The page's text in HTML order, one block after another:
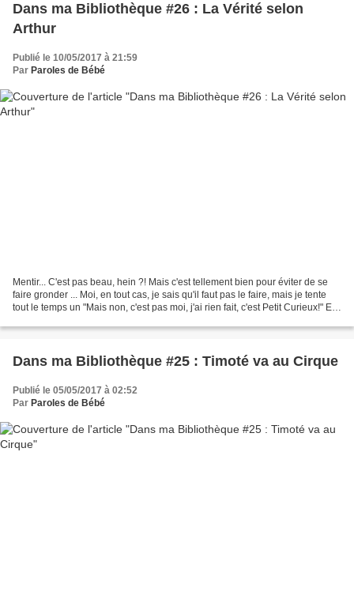
Dans ma Bibliothèque #26 : La Vérité selon
Arthur
Publié le 10/05/2017 à 21:59
Par Paroles de Bébé
Mentir... C'est pas beau, hein ?! Mais c'est tellement bien pour éviter de se
faire gronder ... Moi, en tout cas, je sais qu'il faut pas le faire, mais je tente
tout le temps un "Mais non, c'est pas moi, j'ai rien fait, c'est Petit Curieux!" En
Dans ma Bibliothèque #25 : Timoté va au Cirque
Publié le 05/05/2017 à 02:52
Par Paroles de Bébé